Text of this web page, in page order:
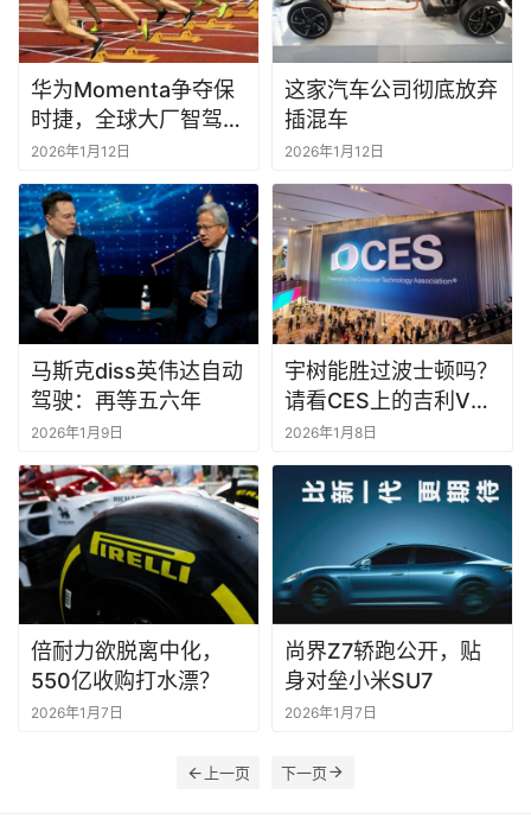
华为Momenta争夺保
时捷，全球大厂智驾再
度“投华”
2026年1月12日
这家汽车公司彻底放弃
插混车
2026年1月12日
马斯克diss英伟达自动
驾驶：再等五六年
2026年1月9日
宇树能胜过波士顿吗？
请看CES上的吉利VS
英伟达
2026年1月8日
倍耐力欲脱离中化，
550亿收购打水漂？
2026年1月7日
尚界Z7轿跑公开，贴
身对垒小米SU7
2026年1月7日
上一页 下一页